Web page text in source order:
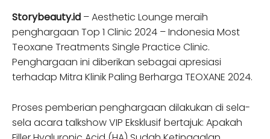
Storybeauty.id – Aesthetic Lounge meraih
penghargaan Top 1 Clinic 2024 – Indonesia Most
Teoxane Treatments Single Practice Clinic.
Penghargaan ini diberikan sebagai apresiasi
terhadap Mitra Klinik Paling Berharga TEOXANE 2024.
Proses pemberian penghargaan dilakukan di sela-
sela acara talkshow VIP Eksklusif bertajuk: Apakah